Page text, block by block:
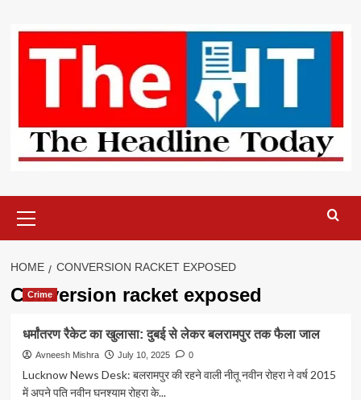
content
Menu
HOME CONVERSION RACKET EXPOSED
Conversion racket exposed
Crime
धर्मांतरण रैकेट का खुलासा: दुबई से लेकर बलरामपुर तक फैला जाल
Avneesh Mishra July 10, 2025 0
Lucknow News Desk: बलरामपुर की रहने वाली नीतू नवीन रोहरा ने वर्ष 2015
में अपने पति नवीन घनश्याम रोहरा के...